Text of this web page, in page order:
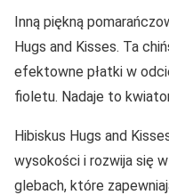
Inną piękną
Hugs and Kisses. Ta
efektowne płatki w
fioletu. Nadaje to
Hibiskus Hugs and
wysokości i rozwija się
glebach, które